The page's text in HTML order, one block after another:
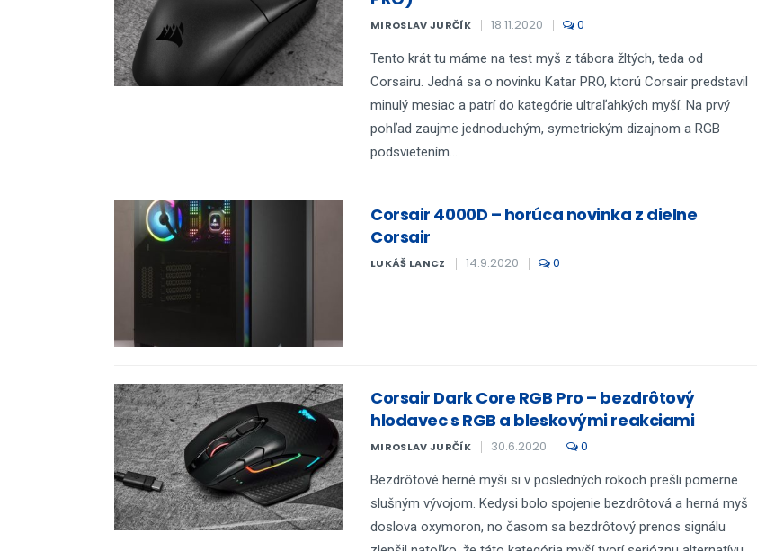
MIROSLAV JURČÍK 18.11.2020 0
Tento krát tu máme na test myš z tábora žltých, teda od
Corsairu. Jedná sa o novinku Katar PRO, ktorú Corsair predstavil
minulý mesiac a patrí do kategórie ultraľahkých myší. Na prvý
pohľad zaujme jednoduchým, symetrickým dizajnom a RGB
podsvietením...
Corsair 4000D – horúca novinka z dielne
Corsair
LUKÁŠ LANCZ 14.9.2020 0
Corsair Dark Core RGB Pro – bezdrôtový
hlodavec s RGB a bleskovými reakciami
MIROSLAV JURČÍK 30.6.2020 0
Bezdrôtové herné myši si v posledných rokoch prešli pomerne
slušným vývojom. Kedysi bolo spojenie bezdrôtová a herná myš
doslova oxymoron, no časom sa bezdrôtový prenos signálu